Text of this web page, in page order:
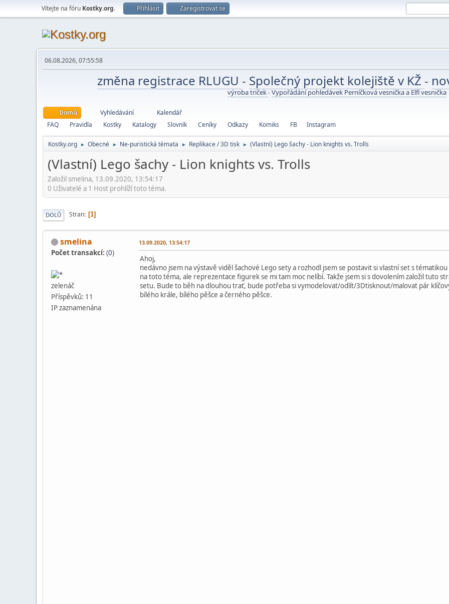
Vítejte na fóru Kostky.org. Přihlásit Zaregistrovat se
06.08.2026, 07:55:58
změna registrace RLUGU - Společný projekt kolejiště v KŽ -
výroba triček-Vypořádání pohledávek Perníčková vesnička a Elfí vesnička
Domů Vyhledávání
Kalendář
FAQ
Pravidla Kostky Katalogy Slovník Ceníky Odkazy Komiks FB Instagram
Kostky.org ► Obecné ► Ne-puristická témata ► Replikace / 3D tisk ► (Vlastní) Lego šachy - Lion knights vs. Trolls
(Vlastní) Lego šachy - Lion knights vs. Trolls
Založil smelina, 13.09.2020, 13:54:17
0 Uživatelé a 1 Host prohlíží toto téma.
DOLŮ Stran 1
smelina
Počet transakcí: (0)
zelenáč
Příspěvků: 11
IP zaznamenána
13.09.2020, 13:54:17
Ahoj,
nedávno jsem na výstavě viděl šachové Lego sety a rozhodl jsem se postavit si vlastní set s
na toto téma, ale reprezentace figurek se mi tam moc nelíbí. Takže jsem si s dovolením založil tuto
setu. Bude to běh na dlouhou trať, bude potřeba si vymodelovat/odlít/3Dtisknout/malovat pár
bílého krále, bílého pěšce a černého pěšce.